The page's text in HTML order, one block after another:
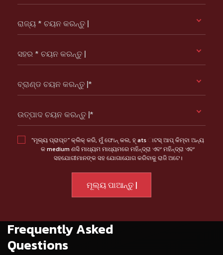
ରାଜ୍ୟ * ଚୟନ କରନ୍ତୁ |
ସହର * ଚୟନ କରନ୍ତୁ |
ବ୍ରାଣ୍ଡ ଚୟନ କରନ୍ତୁ |*
ଉତ୍ପାଦ ଚୟନ କରନ୍ତୁ |*
“ମୂଲ୍ୟ ପ୍ରାପ୍ତ” କ୍ଲିକ୍ କରି, ମୁଁ ଫୋନ୍ କଲ, ହ୍ ats ାଟସ୍ ଆପ୍ କିମ୍ବା ଅନ୍ୟ
କ medium ଣସି ମାଧ୍ୟମ ମାଧ୍ୟମରେ ମହିନ୍ଦ୍ରା ଏବଂ ମହିନ୍ଦ୍ରା ଏବଂ
ସହଯୋଗୀମାନଙ୍କ ସହ ଯୋଗାଯୋଗ କରିବାକୁ ରାଜି ଅଟେ।
Frequently Asked
Questions